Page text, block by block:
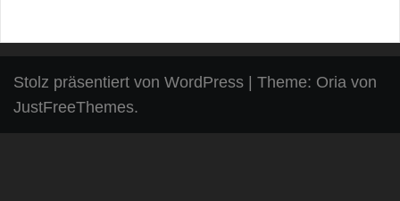
Stolz präsentiert von WordPress Theme: Oria von
JustFreeThemes.